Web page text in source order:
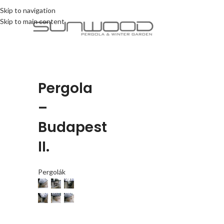
Skip to navigation
Skip to main content
Pergola
–
Budapest
II.
Pergolák